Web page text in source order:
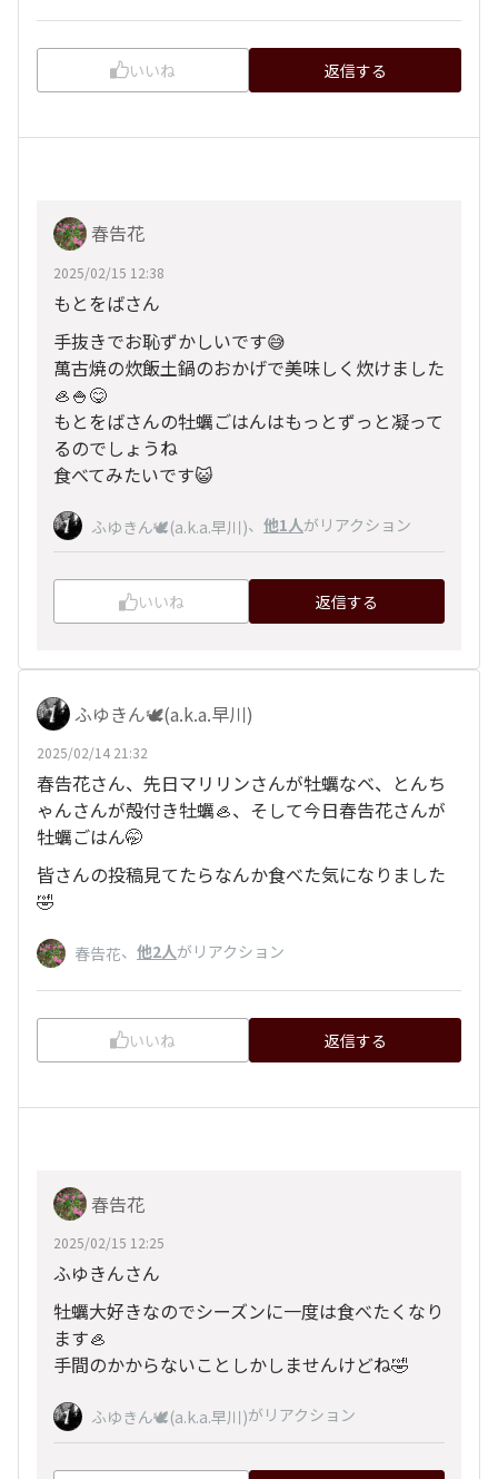
いいね 返信する
春告花
2025/02/15 12:38
もとをばさん
手抜きでお恥ずかしいです😅
萬古焼の炊飯土鍋のおかげで美味しく炊けました
🦪🍚😋
もとをばさんの牡蠣ごはんはもっとずっと凝って
るのでしょうね
食べてみたいです😺
ふゆきん🕊️(a.k.a.早川)、 他1人がリアクション
いいね 返信する
ふゆきん🕊️(a.k.a.早川)
2025/02/14 21:32
春告花さん、先日マリリンさんが牡蠣なベ、とんち
ゃんさんが殻付き牡蠣🦪、そして今日春告花さんが
牡蠣ごはん🤭
皆さんの投稿見てたらなんか食べた気になりました
🤣
春告花、 他2人がリアクション
いいね 返信する
春告花
2025/02/15 12:25
ふゆきんさん
牡蠣大好きなのでシーズンに一度は食べたくなり
ます🦪
手間のかからないことしかしませんけどね🤣
ふゆきん🕊️(a.k.a.早川)がリアクション